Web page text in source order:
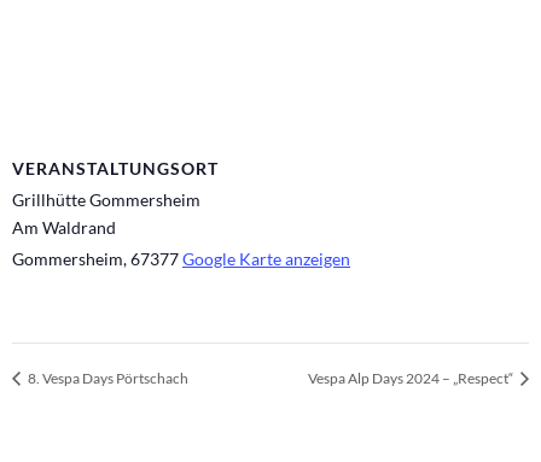
VERANSTALTUNGSORT
Grillhütte Gommersheim
Am Waldrand
Gommersheim,67377Google Karte anzeigen
8. Vespa Days Pörtschach Vespa Alp Days 2024 – „Respect“